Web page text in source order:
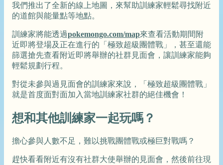
我們推出了全新的線上地圖，來幫助訓練家輕鬆尋找附近
的道館與能量點等地點。
訓練家將能透過pokemongo.com/map來查看活動期間附
近即將登場及正在進行的「極致超級團體戰」，甚至還能
篩選搶先查看附近即將舉辦的社群見面會，讓訓練家能夠
輕鬆規劃行程。
對從未參與過見面會的訓練家來說，「極致超級團體戰」
就是首度面對面加入當地訓練家社群的絕佳機會！
想和其他訓練家一起玩嗎？
擔心參與人數不足，難以挑戰團體戰或極巨對戰嗎？
趕快看看附近有沒有社群大使舉辦的見面會，然後前往現